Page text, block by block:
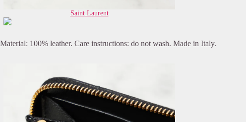
Saint Laurent
Material: 100% leather. Care instructions: do not wash. Made in Italy.